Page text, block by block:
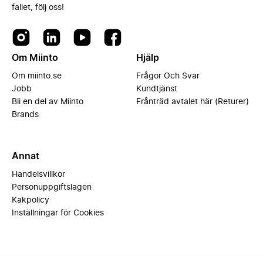
fallet, följ oss!
Om Miinto
Om miinto.se
Jobb
Bli en del av Miinto
Brands
Hjälp
Frågor Och Svar
Kundtjänst
Frånträd avtalet här (Returer)
Annat
Handelsvillkor
Personuppgiftslagen
Kakpolicy
Inställningar för Cookies